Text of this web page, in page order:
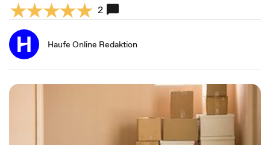
2
Haufe Online Redaktion